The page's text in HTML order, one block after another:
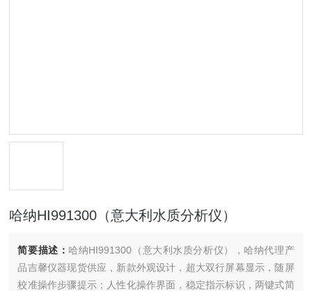
哈纳HI991300（意大利水质分析仪）
简要描述： 哈纳HI991300（意大利水质分析仪），哈纳代理产
品吉馨仪器现货供应，新款外观设计，超大双行屏幕显示，随屏
校准操作步骤提示；人性化操作界面，稳定指示标识，两键式简